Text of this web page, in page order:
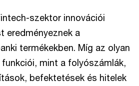
szektor innovációi
eredményeznek a
termékekben. Míg az olyan
mint a folyószámlák,
befektetések és hitelek